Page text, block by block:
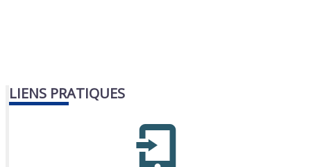
LIENS PRATIQUES